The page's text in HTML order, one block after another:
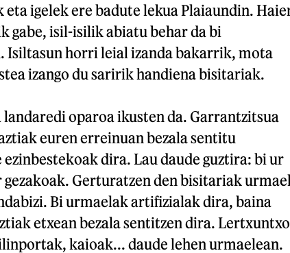
igelek ere badute lekua Plaiaundin.
gabe, isil-isilik abiatu behar da bi
horri leial izanda bakarrik, mota
izango du saririk handiena bisitariak.
oparoa ikusten da. Garrantzitsua
euren erreinuan bezala sentitu
dira. Lau daude guztira: bi ur
gezakoak. Gerturatzen den bisitariak
Bi urmaelak artifizialak dira, baina
etxean bezala sentitzen dira. Lertxuntxo
kaioak... daude lehen urmaelean.